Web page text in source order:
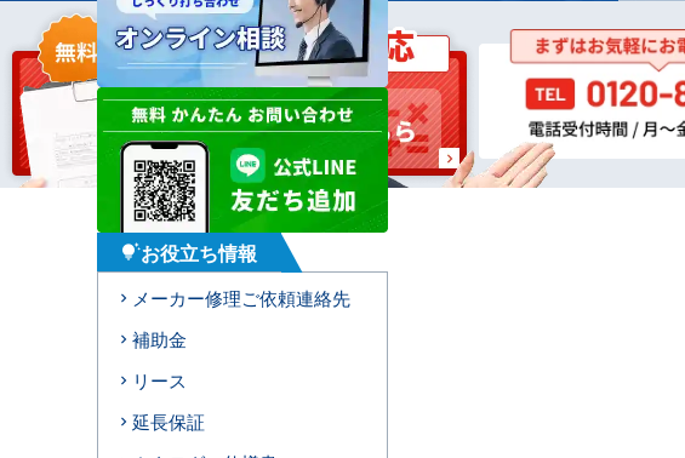
tips_and_updatesお役立ち情報
メーカー修理ご依頼連絡先
補助金
リース
延長保証